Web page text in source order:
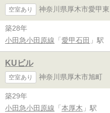
空室あり 神奈川県厚木市愛甲東
築28年
小田急小田原線 「 愛甲石田 」駅
KUビル
空室あり 神奈川県厚木市旭町
築29年
小田急小田原線 「 本厚木 」駅